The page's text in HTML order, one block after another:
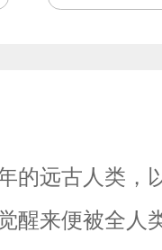
的远古人类，
醒来便被全人